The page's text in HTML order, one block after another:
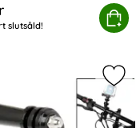
Svart
slutsåld!
Köp
Tripod
1/4" Tripod